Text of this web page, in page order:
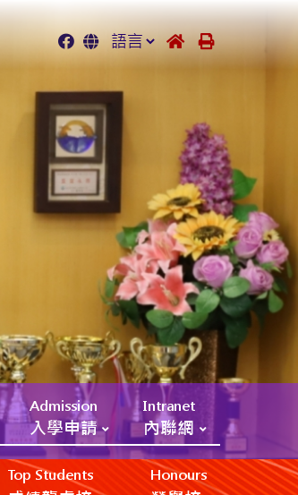
Admission
入學申請
Intranet
內聯網
Top Students Honours